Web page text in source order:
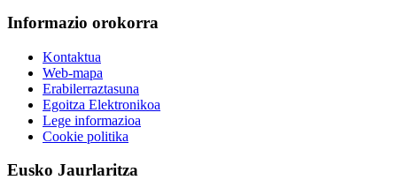
Informazio orokorra
Kontaktua
Web-mapa
Erabilerraztasuna
Egoitza Elektronikoa
Lege informazioa
Cookie politika
Eusko Jaurlaritza